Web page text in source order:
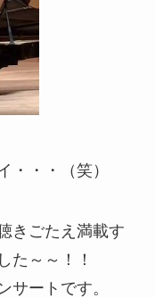
・・・（笑）
きごたえ満載す
た～～！！
サートです。